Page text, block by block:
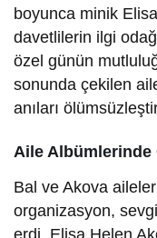
boyunca minik
davetlilerin ilgi
özel günün
sonunda çekilen
anıları
Aile Albümlerinde
Bal ve Akova
organizasyon,
erdi. Elisa Helen